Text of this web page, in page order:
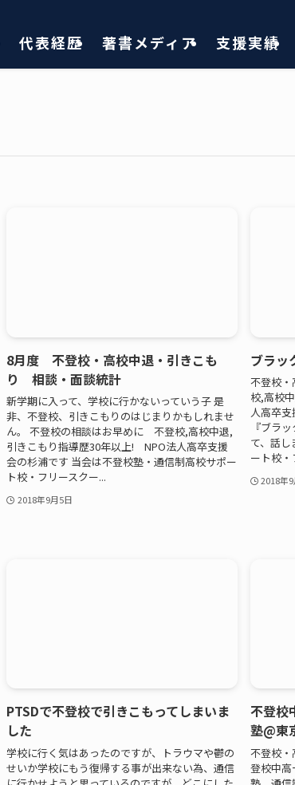
代表経歴 著書メディア 支援実績
8月度 不登校・高校中退・引きこも
り 相談・面談統計
新学期に入って、学校に行かないっていう子 是
非、不登校、引きこもりのはじまりかもしれませ
ん。 不登校の相談はお早めに 不登校,高校中退,
引きこもり指導歴30年以上! NPO法人高卒支援
会の杉浦です 当会は不登校塾・通信制高校サポー
ト校・フリースクー...
2018年9月5日
ブラッ
不登校・
校,高校
人高卒支
『ブラ
て、話
ート校・
2018年
PTSDで不登校で引きこもってしまいま
した
学校に行く気はあったのですが、トラウマや鬱の
せいか学校にもう復帰する事が出来ない為、通信
不登校
塾@東
不登校・
登校中